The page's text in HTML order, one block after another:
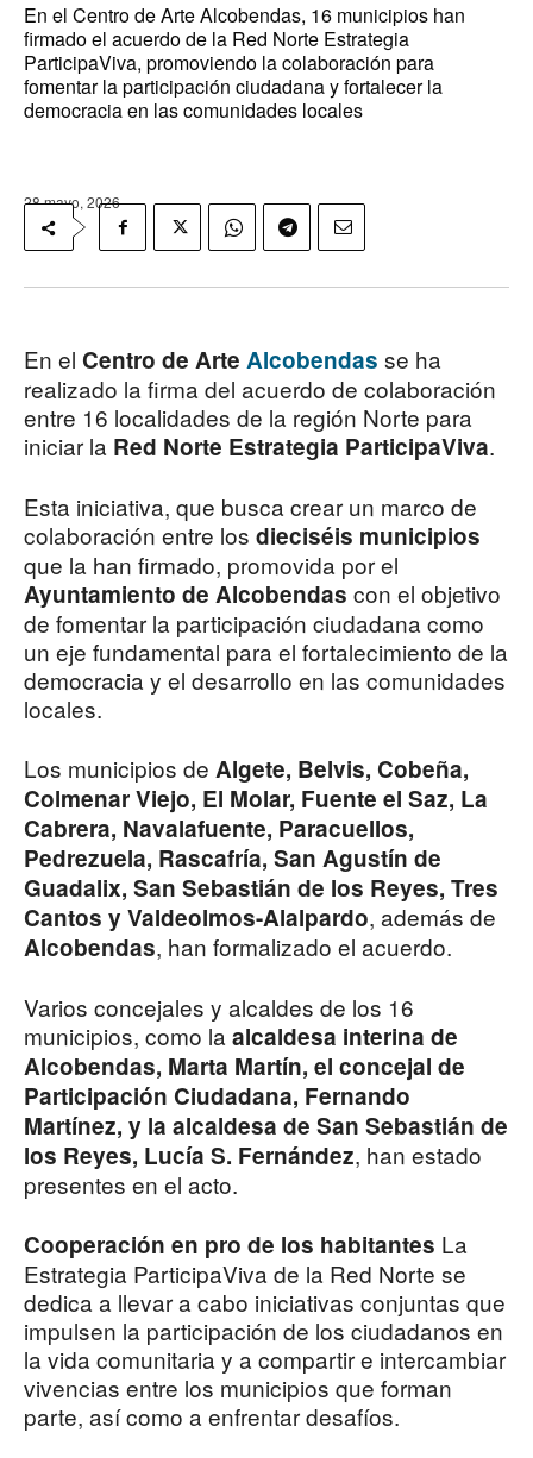
En el Centro de Arte Alcobendas, 16 municipios han
firmado el acuerdo de la Red Norte Estrategia
ParticipaViva, promoviendo la colaboración para
fomentar la participación ciudadana y fortalecer la
democracia en las comunidades locales
28 mayo, 2026
En el Centro de Arte Alcobendas se ha
realizado la firma del acuerdo de colaboración
entre 16 localidades de la región Norte para
iniciar la Red Norte Estrategia ParticipaViva.
Esta iniciativa, que busca crear un marco de
colaboración entre los dieciséis municipios
que la han firmado, promovida por el
Ayuntamiento de Alcobendas con el objetivo
de fomentar la participación ciudadana como
un eje fundamental para el fortalecimiento de la
democracia y el desarrollo en las comunidades
locales.
Los municipios de Algete, Belvis, Cobeña,
Colmenar Viejo, El Molar, Fuente el Saz, La
Cabrera, Navalafuente, Paracuellos,
Pedrezuela, Rascafría, San Agustín de
Guadalix, San Sebastián de los Reyes, Tres
Cantos y Valdeolmos-Alalpardo, además de
Alcobendas, han formalizado el acuerdo.
Varios concejales y alcaldes de los 16
municipios, como la alcaldesa interina de
Alcobendas, Marta Martín, el concejal de
Participación Ciudadana, Fernando
Martínez, y la alcaldesa de San Sebastián de
los Reyes, Lucía S. Fernández, han estado
presentes en el acto.
Cooperación en pro de los habitantes La
Estrategia ParticipaViva de la Red Norte se
dedica a llevar a cabo iniciativas conjuntas que
impulsen la participación de los ciudadanos en
la vida comunitaria y a compartir e intercambiar
vivencias entre los municipios que forman
parte, así como a enfrentar desafíos.